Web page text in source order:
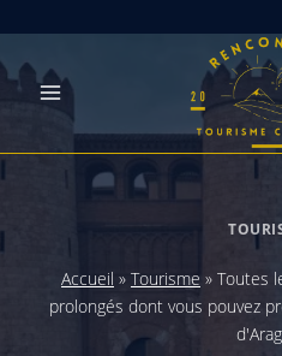
to
Accueil » Tourisme » Toutes
prolongés dont vous pouvez